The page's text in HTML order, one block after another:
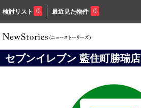
検討リスト 0 最近見た物件 0
セブンイレブン 藍住町勝瑞店